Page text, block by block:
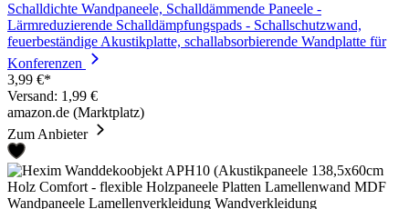
Schalldichte Wandpaneele, Schalldämmende Paneele -
Lärmreduzierende Schalldämpfungspads - Schallschutzwand,
feuerbeständige Akustikplatte, schallabsorbierende Wandplatte für
Konferenzen
3,99 €*
Versand: 1,99 €
amazon.de (Marktplatz)
Zum Anbieter